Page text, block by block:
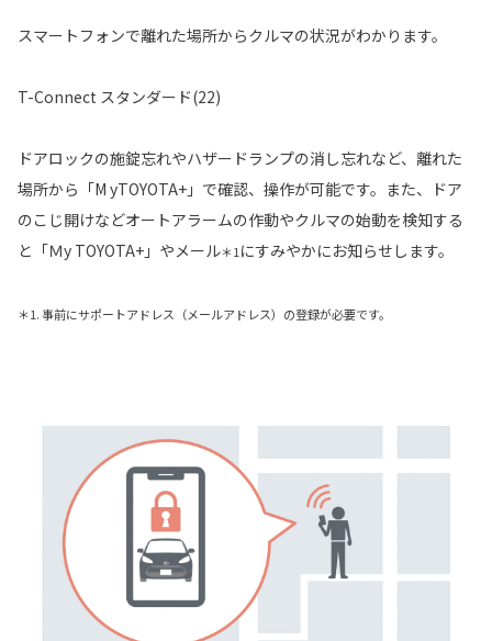
スマートフォンで離れた場所からクルマの状況がわかります。
T-Connect スタンダード(22)
ドアロックの施錠忘れやハザードランプの消し忘れなど、離れた
場所から「M yTOYOTA+」で確認、操作が可能です。また、ドア
のこじ開けなどオートアラームの作動やクルマの始動を検知する
と「Ｍy TOYOTA+」やメール＊1 にすみやかにお知らせします。
＊1. 事前にサポートアドレス（メールアドレス）の登録が必要です。